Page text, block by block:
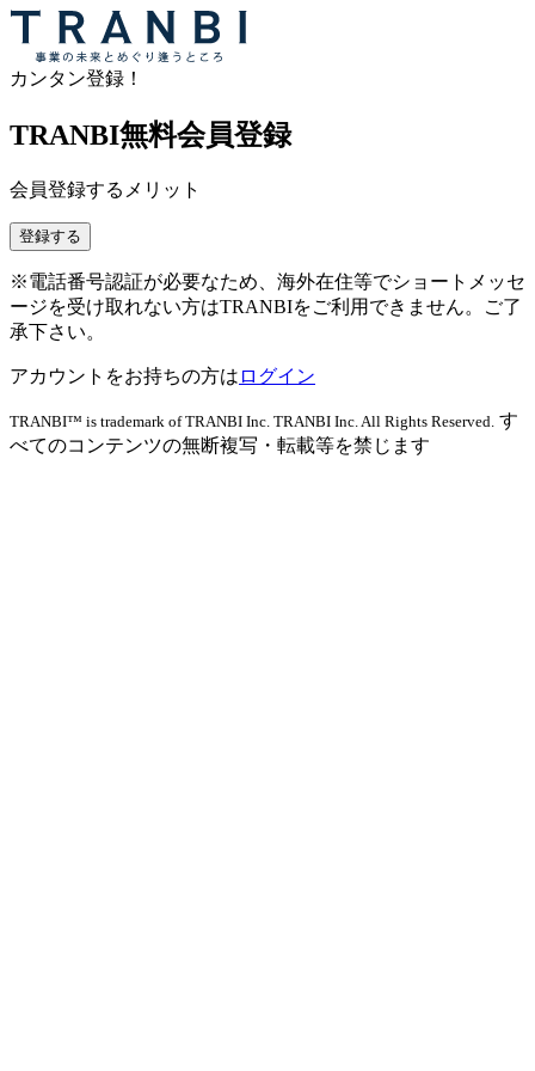
カンタン登録！
TRANBI無料会員登録
会員登録するメリット
登録する
※電話番号認証が必要なため、海外在住等でショートメッセ
ージを受け取れない方はTRANBIをご利用できません。ご了
承下さい。
アカウントをお持ちの方は ログイン
TRANBI™ is trademark of TRANBI Inc. TRANBI Inc. All Rights Reserved. す
べてのコンテンツの無断複写・転載等を禁じます